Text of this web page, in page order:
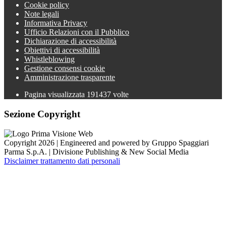
Cookie policy
Note legali
Informativa Privacy
Ufficio Relazioni con il Pubblico
Dichiarazione di accessibilità
Obiettivi di accessibilità
Whistleblowing
Gestione consensi cookie
Amministrazione trasparente
Pagina visualizzata 191437 volte
Sezione Copyright
Copyright 2026 | Engineered and powered by Gruppo Spaggiari
Parma S.p.A. | Divisione Publishing & New Social Media
Disclaimer trattamento dati personali